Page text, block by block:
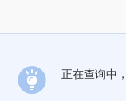
正在查询中